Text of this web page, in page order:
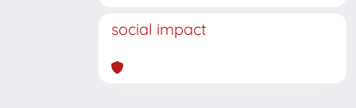
social impact